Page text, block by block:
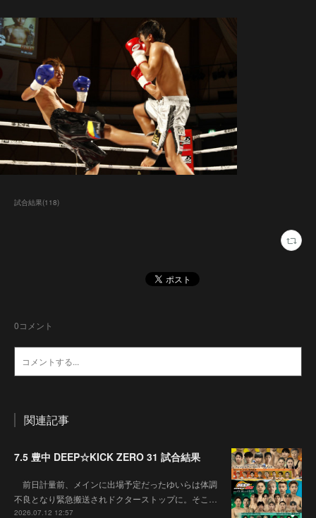
試合結果(118)
0コメント
関連記事
7.5 豊中 DEEP☆KICK ZERO 31 試合結果
前日計量前、メインに出場予定だったゆいらは体調
不良となり緊急搬送されドクターストップに。そこ…
2026.07.12 12:57